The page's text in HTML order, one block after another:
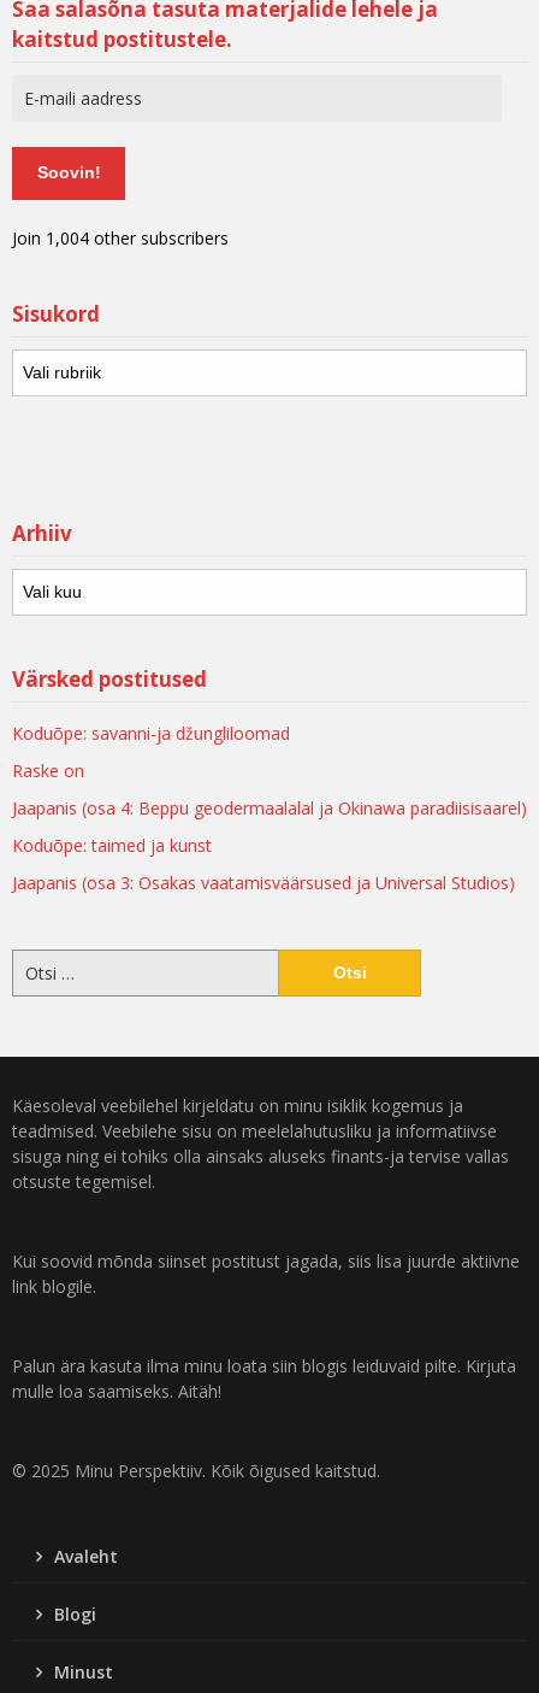
Saa salasõna tasuta materjalide lehele ja
kaitstud postitustele.
Soovin!
Join 1,004 other subscribers
Sisukord
Arhiiv
Värsked postitused
Koduõpe: savanni-ja džungliloomad
Raske on
Jaapanis (osa 4: Beppu geodermaalalal ja Okinawa paradiisisaarel)
Koduõpe: taimed ja kunst
Jaapanis (osa 3: Osakas vaatamisväärsused ja Universal Studios)
Käesoleval veebilehel kirjeldatu on minu isiklik kogemus ja
teadmised. Veebilehe sisu on meelelahutusliku ja informatiivse
sisuga ning ei tohiks olla ainsaks aluseks finants-ja tervise vallas
otsuste tegemisel.
Kui soovid mõnda siinset postitust jagada, siis lisa juurde aktiivne
link blogile.
Palun ära kasuta ilma minu loata siin blogis leiduvaid pilte. Kirjuta
mulle loa saamiseks. Aitäh!
© 2025 Minu Perspektiiv. Kõik õigused kaitstud.
Avaleht
Blogi
Minust